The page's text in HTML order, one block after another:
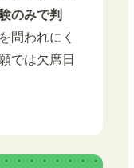
のみで判
問われにく
では欠席日